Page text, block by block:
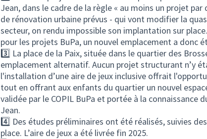
Jean, dans le cadre de la règle « au moins un projet
de rénovation urbaine prévus - qui vont modifier la
secteur, on rendu impossible son implantation sur
pour les projets BuPa, un nouvel emplacement a donc
3️⃣ La place de la Paix, située dans le quartier des
emplacement alternatif. Aucun projet structurant n’y
l'installation d’une aire de jeux inclusive offrait
tout en offrant aux enfants du quartier un nouvel
validée par le COPIL BuPa et portée à la connaissance
Jean.
4️⃣ Des études préliminaires ont été réalisés, suivies
place. L’aire de jeux a été livrée fin 2025.